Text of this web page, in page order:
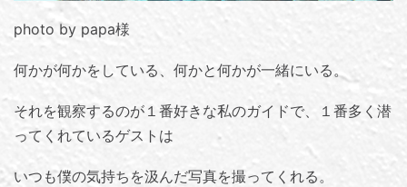
photo by papa様
何かが何かをしている、何かと何かが一緒にいる。
それを観察するのが１番好きな私のガイドで、１番多く潜
ってくれているゲストは
いつも僕の気持ちを汲んだ写真を撮ってくれる。